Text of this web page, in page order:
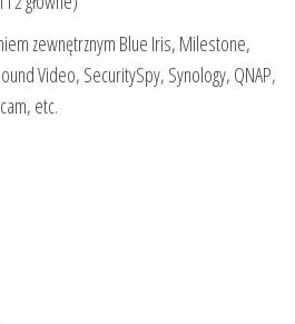
zewnętrznym Blue Iris, Milestone,
Video, SecuritySpy, Synology, QNAP,
etc.